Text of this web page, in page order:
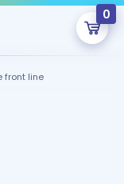
0
eğitim seni
front line